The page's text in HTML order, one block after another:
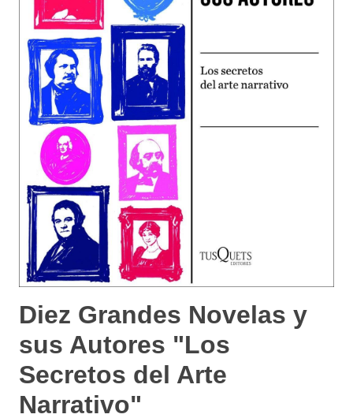
Diez Grandes Novelas y
sus Autores "Los
Secretos del Arte
Narrativo"